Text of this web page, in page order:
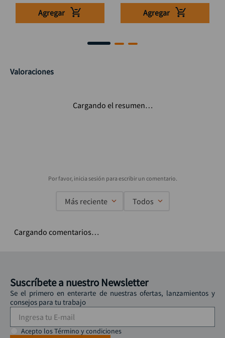
Agregar
Agregar
Valoraciones
Cargando el resumen…
Más reciente Todos
Cargando comentarios…
Suscríbete a nuestro Newsletter
Se el primero en enterarte de nuestras ofertas, lanzamientos y
consejos para tu trabajo
Acepto los Término y condiciones